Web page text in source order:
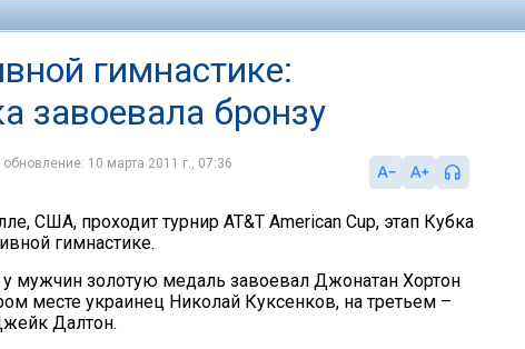
гимнастике:
завоевала бронзу
10 марта 2011 г., 07:36
США, проходит турнир AT&T American Cup, этап Кубка
гимнастике.
мужчин золотую медаль завоевал Джонатан Хортон
месте украинец Николай Куксенков, на третьем –
Далтон.